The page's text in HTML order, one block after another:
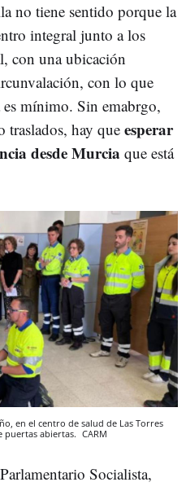
no tiene sentido porque la
integral junto a los
con una ubicación
con lo que
mínimo. Sin emabrgo,
traslados, hay que esperar
desde Murcia que está
en el centro de salud de Las Torres
puertas abiertas. CARM
Socialista,